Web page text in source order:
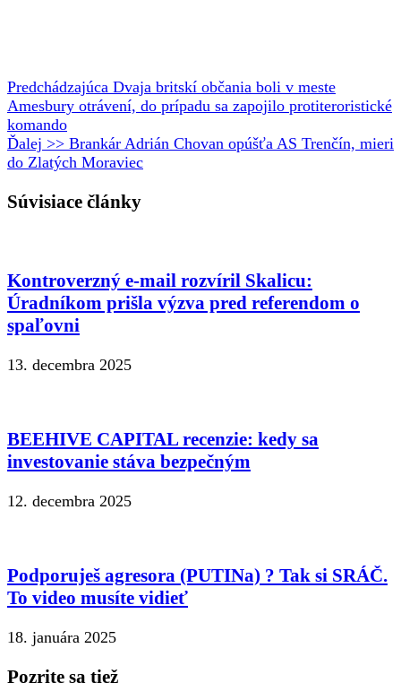
Predchádzajúca Dvaja britskí občania boli v meste
Amesbury otrávení, do prípadu sa zapojilo protiteroristické
komando
Ďalej >> Brankár Adrián Chovan opúšťa AS Trenčín, mieri
do Zlatých Moraviec
Súvisiace články
Kontroverzný e-mail rozvíril Skalicu:
Úradníkom prišla výzva pred referendom o
spaľovni
13. decembra 2025
BEEHIVE CAPITAL recenzie: kedy sa
investovanie stáva bezpečným
12. decembra 2025
Podporuješ agresora (PUTINa) ? Tak si SRÁČ.
To video musíte vidieť
18. januára 2025
Pozrite sa tiež